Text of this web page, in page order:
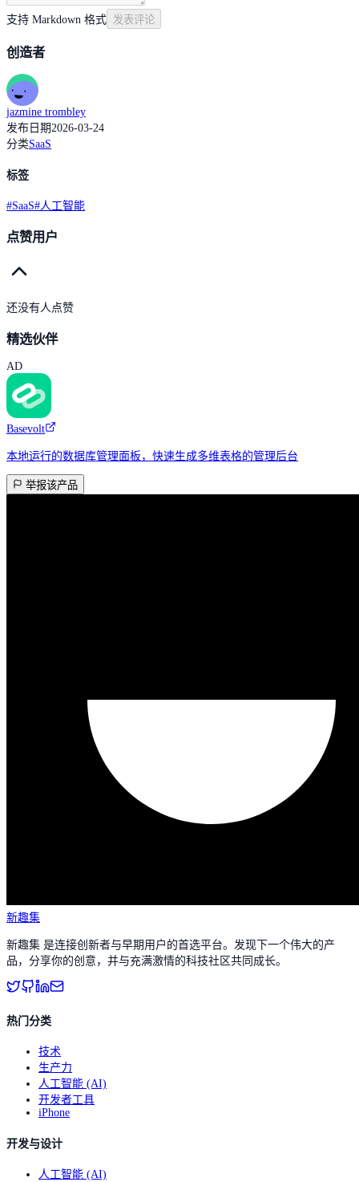
支持 Markdown 格式 发表评论
创造者
jazmine trombley
发布日期2026-03-24
分类SaaS
标签
#SaaS#人工智能
点赞用户
还没有人点赞
精选伙伴
AD
Basevolt
本地运行的数据库管理面板，快速生成多维表格的管理后台
举报该产品
新趣集
新趣集 是连接创新者与早期用户的首选平台。发现下一个伟大的产
品，分享你的创意，并与充满激情的科技社区共同成长。
热门分类
技术
生产力
人工智能 (AI)
开发者工具
iPhone
开发与设计
人工智能 (AI)